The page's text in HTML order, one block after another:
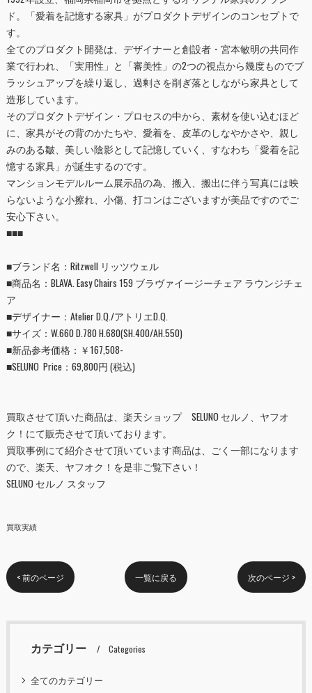
ド。「愛着を記憶する家具」がプロダクトデザインのコンセプトで
す。
全てのプロダクト開発は、デザイナーと創設者・宮本敏明の共同作
業で行われ、「実用性」と「審美性」の2つの視点から幾度ものでブ
ラッシュアップを繰り返し、過剰さを削ぎ落としながら家具として
造形しています。
そのプロダクトデザイン・プロセスの中から、素材を使い込むほど
に、家具がその背のかたちや、愛着を、皮革のしなやかさや、親し
みのある皺、美しい陰影として記憶していく、すなわち「愛着を記
憶する家具」が誕生するのです。
マンションモデルルーム展示品の為、搬入、搬出に伴う写真には映
らないような小擦れ、小傷、打コンはございますが美品ですのでご
安心下さい。
■■■
■ブランド名：Ritzwell リッツウェル
■商品名：BLAVA. Easy Chairs 159 ブラヴァイージーチェア ラウンジチェ
ア
■デザイナー：Atelier D.Q./アトリエD.Q.
■サイズ：W.660 D.780 H.680(SH.400/AH.550)
■新品参考価格：￥167,508-
■SELUNO Price： 69,800円 (税込)
買取させて頂いた商品は、 楽天ショップ SELUNO セルノ
ヤフオ
ク！ にて販売させて頂いております。
買取事例にて紹介させて頂いています商品は、ごく一部になります
ので、楽天、ヤフオク！を是非ご覧下さい！
SELUNO セルノ スタッフ
買取実績
< 前のページ 一覧に戻る 次のページ >
カテゴリー Categories
全てのカテゴリー